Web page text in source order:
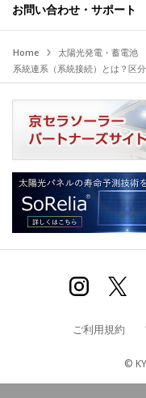
お問い合わせ・サポート
Home 太陽光発電・蓄電池
系統連系（系統接続）とは？区
ご利用規約
©